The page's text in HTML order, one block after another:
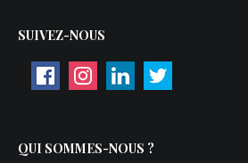
SUIVEZ-NOUS
QUI SOMMES-NOUS ?